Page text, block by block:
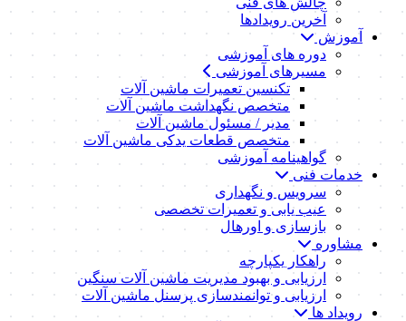
آخرین رویدادها
آموزش
دوره های آموزشی
مسیرهای آموزشی
تکنسین تعمیرات ماشین آلات
متخصص نگهداشت ماشین آلات
مدیر / مسئول ماشین آلات
متخصص قطعات یدکی ماشین آلات
گواهینامه آموزشی
خدمات فنی
سرویس و نگهداری
عیب یابی و تعمیرات تخصصی
بازسازی و اورهال
مشاوره
راهکار یکپارچه
ارزیابی و بهبود مدیریت ماشین آلات سنگین
ارزیابی و توانمندسازی پرسنل ماشین آلات
رویداد ها